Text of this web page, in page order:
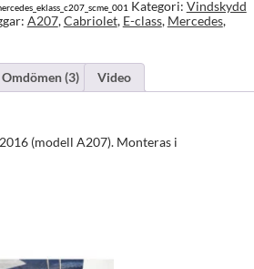
Kategori: Vindskydd
A207,Cabriolet, E-class, Mercedes,
Omdömen (3) Video
(modell A207). Monteras i